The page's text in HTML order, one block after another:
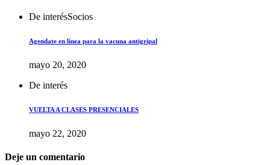
De interésSocios
Agendate en línea para la vacuna antigripal
mayo 20, 2020
De interés
VUELTA A CLASES PRESENCIALES
mayo 22, 2020
Deje un comentario